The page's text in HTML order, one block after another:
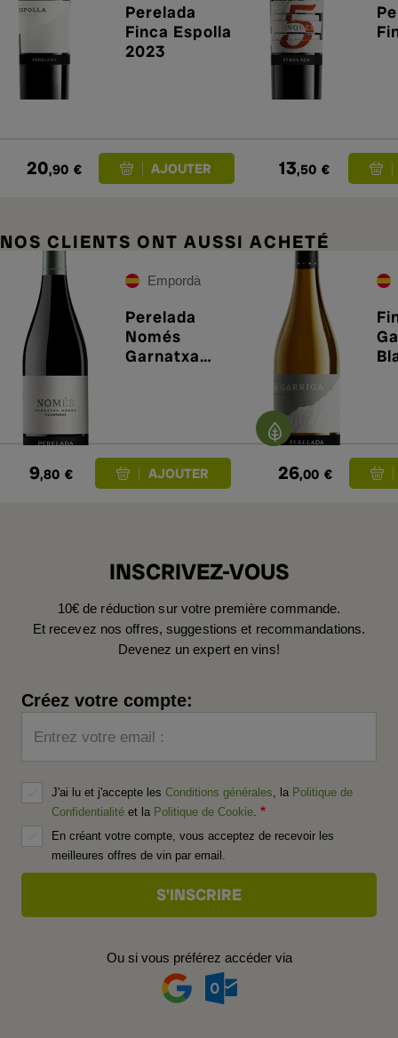
Perelada
Finca Espolla
2023
20,90 € 13,50 €
NOS CLIENTS ONT AUSSI ACHETÉ
Empordà
Perelada
Només
Garnatxa
9,80 € 26,00 €
INSCRIVEZ-VOUS
10€ de réduction sur votre première commande.
Et recevez nos offres, suggestions et recommandations.
Devenez un expert en vins!
Créez votre compte:
Entrez votre email :
J'ai lu et j'accepte les Conditions générales , la Politique de
Confidentialité et la Politique de Cookie
En créant votre compte, vous acceptez de recevoir les
meilleures offres de vin par email.
Ou si vous préférez accéder via